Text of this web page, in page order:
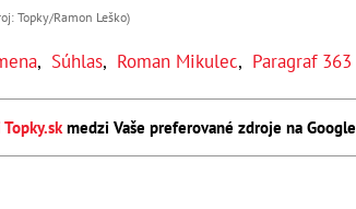
Topky/Ramon Leško)
, Súhlas, Roman Mikulec, Paragraf 363
medzi Vaše preferované zdroje na Google